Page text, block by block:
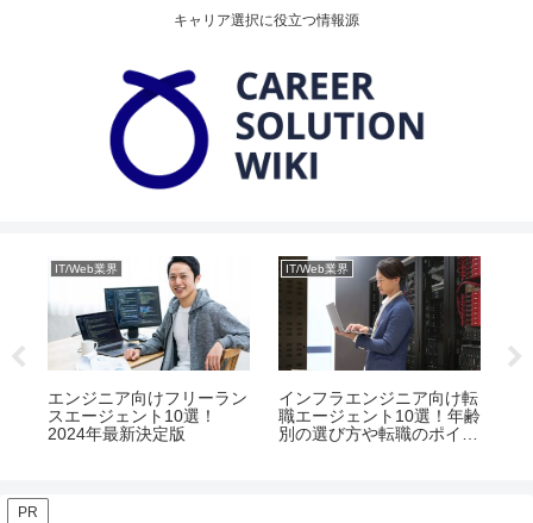
キャリア選択に役立つ情報源
IT/Web業界
エンジニア向けフリーラン
スエージェント10選！
2024年最新決定版
IT/Web業界
インフラエンジニア向け転
職エージェント10選！年齢
別の選び方や転職のポイン
PR